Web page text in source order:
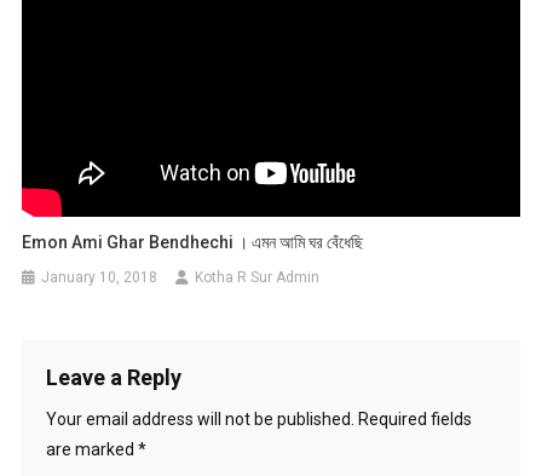
Emon Ami Ghar Bendhechi । এমন আমি ঘর বেঁধেছি
January 10, 2018 Kotha R Sur Admin
Leave a Reply
Your email address will not be published. Required fields
are marked *